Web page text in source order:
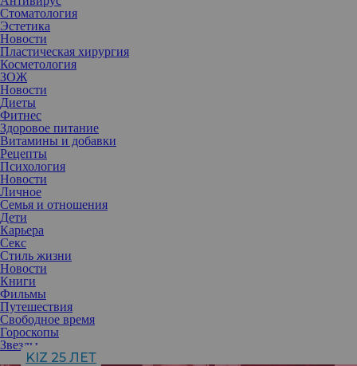
Стоматология
Эстетика
Новости
Пластическая хирургия
Косметология
ЗОЖ
Новости
Диеты
Фитнес
Здоровое питание
Витамины и добавки
Рецепты
Психология
Новости
Личное
Семья и отношения
Дети
Карьера
Секс
Стиль жизни
Новости
Книги
Фильмы
Путешествия
Свободное время
Гороскопы
Звезды
KIZ 25 ЛЕТ
Их осуждают, обсуждают, критикуют, ими восхищаются.
Решиться на эротическую съемку, если это не твой жанр,
непросто. Собрали самых смелых отчественных звезд, которые
не побоялись слухов.
1. Светлана Ходченкова